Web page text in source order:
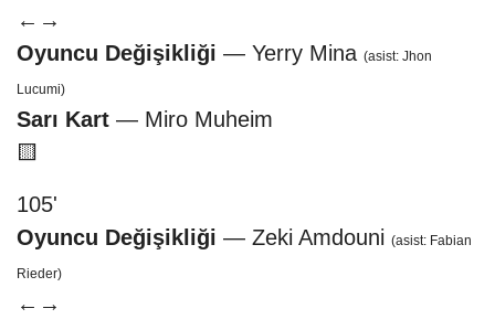
← →
Oyuncu Değişikliği — Yerry Mina (asist: Jhon
Lucumi)
Sarı Kart — Miro Muheim
🟨
105'
Oyuncu Değişikliği — Zeki Amdouni (asist: Fabian
Rieder)
← →